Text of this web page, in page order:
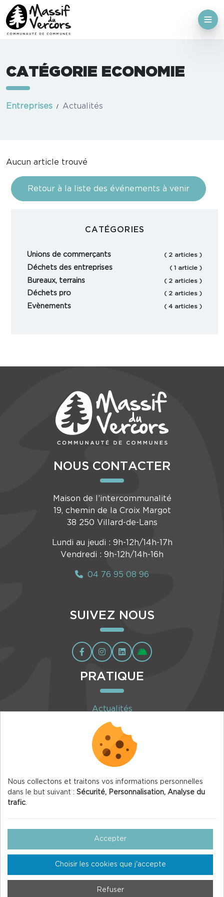
CATÉGORIE ECONOMIE
Entreprises Actualités
Aucun article trouvé
Retour à la liste des événements à venir
CATÉGORIES
Unions de commerçants ( 2 articles )
Déchets des entreprises ( 1 article )
Bureaux, terrains ( 2 articles )
Déchets pro ( 2 articles )
Evènements ( 4 articles )
NOUS CONTACTER
Maison de l’intercommunalité
19, chemin de la Croix Margot
38 250 Villard-de-Lans
Lundi au jeudi : 9h-12h/14h-17h
Vendredi : 9h-12h/14h-16h
04 76 95 08 96
SUIVEZ NOUS
PRATIQUE
Actualités
Agenda
Inscription à la newsletter
Gestion des Cookies
Crédits
Nous collectons et traitons vos informations personnelles
dans le but suivant : Sécurité, Personnalisation, Analyse du
trafic.
Accepter
Refuser
Choisir les cookies que j'accepte